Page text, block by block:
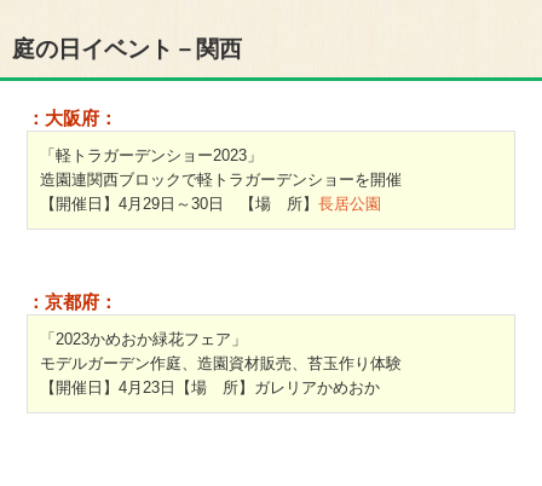
庭の日イベント－関西
：大阪府：
「軽トラガーデンショー2023」
造園連関西ブロックで軽トラガーデンショーを開催
【開催日】4月29日～30日 【場 所】長居公園
：京都府：
「2023かめおか緑花フェア」
モデルガーデン作庭、造園資材販売、苔玉作り体験
【開催日】4月23日【場 所】ガレリアかめおか